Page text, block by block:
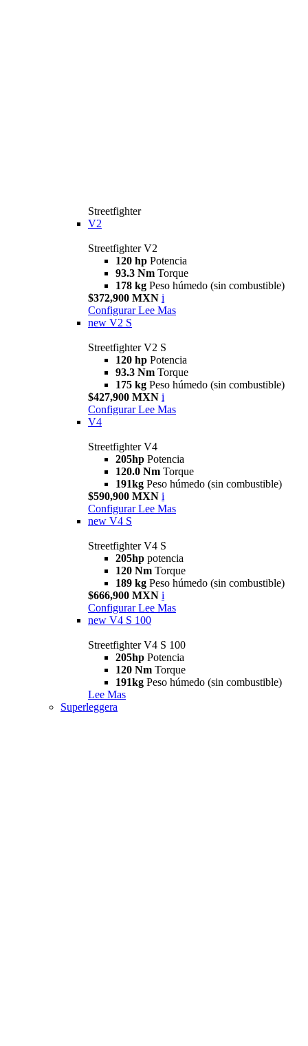
Streetfighter
V2
Streetfighter V2
120 hp Potencia
93.3 Nm Torque
178 kg Peso húmedo (sin combustible)
$372,900 MXN i
Configurar Lee Mas
new V2 S
Streetfighter V2 S
120 hp Potencia
93.3 Nm Torque
175 kg Peso húmedo (sin combustible)
$427,900 MXN i
Configurar Lee Mas
V4
Streetfighter V4
205hp Potencia
120.0 Nm Torque
191kg Peso húmedo (sin combustible)
$590,900 MXN i
Configurar Lee Mas
new V4 S
Streetfighter V4 S
205hp potencia
120 Nm Torque
189 kg Peso húmedo (sin combustible)
$666,900 MXN i
Configurar Lee Mas
new V4 S 100
Streetfighter V4 S 100
205hp Potencia
120 Nm Torque
191kg Peso húmedo (sin combustible)
Lee Mas
Superleggera